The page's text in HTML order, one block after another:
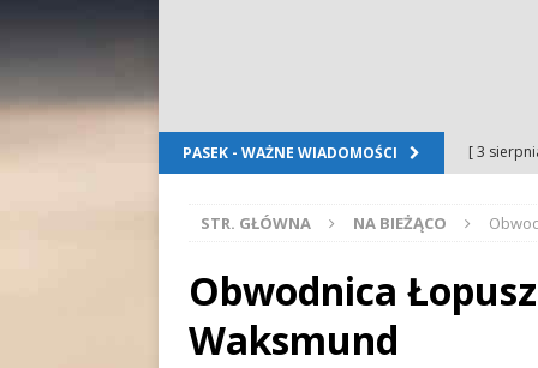
PASEK - WAŻNE WIADOMOŚCI [ 3
[ 2
STR. GŁÓWNA NA BIEŻĄCO
Obwodnica
Waksmund